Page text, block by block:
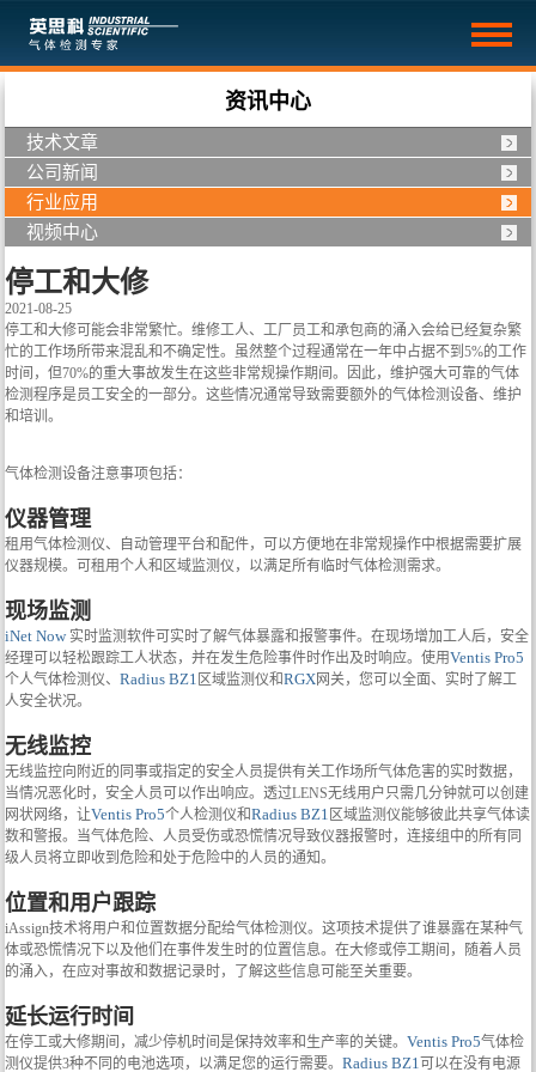
资讯中心
技术文章
公司新闻
行业应用
视频中心
停工和大修
2021-08-25
停工和大修可能会非常繁忙。维修工人、工厂员工和承包商的涌入会给已经复杂繁
忙的工作场所带来混乱和不确定性。虽然整个过程通常在一年中占据不到5%的工作
时间，但70%的重大事故发生在这些非常规操作期间。因此，维护强大可靠的气体
检测程序是员工安全的一部分。这些情况通常导致需要额外的气体检测设备、维护
和培训。
气体检测设备注意事项包括：
仪器管理
租用气体检测仪、自动管理平台和配件，可以方便地在非常规操作中根据需要扩展
仪器规模。可租用个人和区域监测仪，以满足所有临时气体检测需求。
现场监测
iNet Now 实时监测软件可实时了解气体暴露和报警事件。在现场增加工人后，安全
经理可以轻松跟踪工人状态，并在发生危险事件时作出及时响应。使用Ventis Pro5
个人气体检测仪、Radius BZ1 区域监测仪和RGX网关，您可以全面、实时了解工
人安全状况。
无线监控
无线监控向附近的同事或指定的安全人员提供有关工作场所气体危害的实时数据，
当情况恶化时，安全人员可以作出响应。透过LENS无线用户只需几分钟就可以创建
网状网络，让Ventis Pro5个人检测仪和Radius BZ1 区域监测仪能够彼此共享气体读
数和警报。当气体危险、人员受伤或恐慌情况导致仪器报警时，连接组中的所有同
级人员将立即收到危险和处于危险中的人员的通知。
位置和用户跟踪
iAssign技术将用户和位置数据分配给气体检测仪。这项技术提供了谁暴露在某种气
体或恐慌情况下以及他们在事件发生时的位置信息。在大修或停工期间，随着人员
的涌入，在应对事故和数据记录时，了解这些信息可能至关重要。
延长运行时间
在停工或大修期间，减少停机时间是保持效率和生产率的关键。Ventis Pro5气体检
测仪提供3种不同的电池选项，以满足您的运行需要。Radius BZ1可以在没有电源